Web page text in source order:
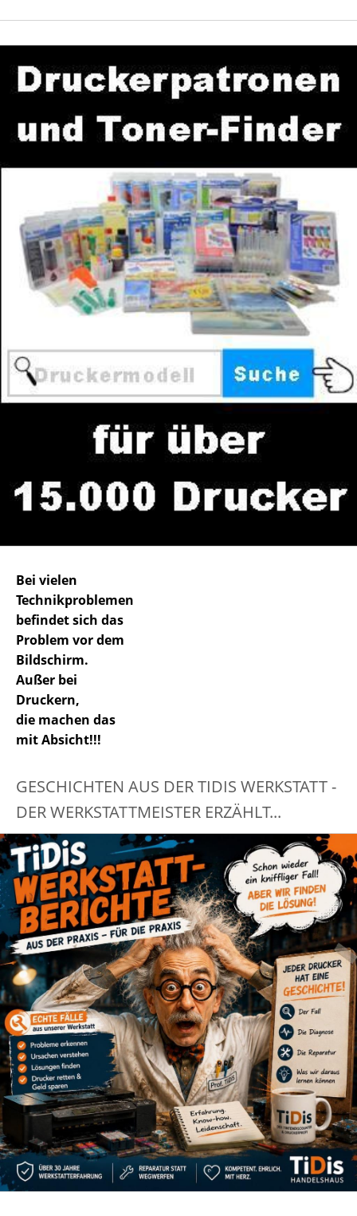
Bei vielen
Technikproblemen
befindet sich das
Problem vor dem
Bildschirm.
Außer bei
Druckern,
die machen das
mit Absicht!!!
GESCHICHTEN AUS DER TIDIS WERKSTATT -
DER WERKSTATTMEISTER ERZÄHLT...